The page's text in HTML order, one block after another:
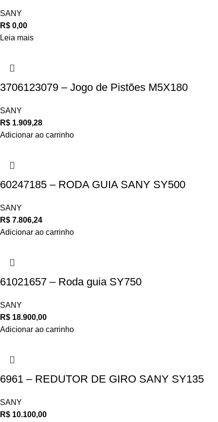
SANY
R$ 0,00
Leia mais
3706123079 – Jogo de Pistões M5X180
SANY
R$ 1.909,28
Adicionar ao carrinho
60247185 – RODA GUIA SANY SY500
SANY
R$ 7.806,24
Adicionar ao carrinho
61021657 – Roda guia SY750
SANY
R$ 18.900,00
Adicionar ao carrinho
6961 – REDUTOR DE GIRO SANY SY135
SANY
R$ 10.100,00